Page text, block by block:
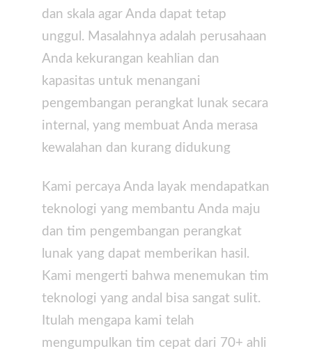
dan skala agar Anda dapat tetap
unggul. Masalahnya adalah perusahaan
Anda kekurangan keahlian dan
kapasitas untuk menangani
pengembangan perangkat lunak secara
internal, yang membuat Anda merasa
kewalahan dan kurang didukung
Kami percaya Anda layak mendapatkan
teknologi yang membantu Anda maju
dan tim pengembangan perangkat
lunak yang dapat memberikan hasil.
Kami mengerti bahwa menemukan tim
teknologi yang andal bisa sangat sulit.
Itulah mengapa kami telah
mengumpulkan tim cepat dari 70+ ahli